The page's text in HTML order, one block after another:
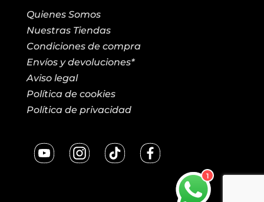
Quienes Somos
Nuestras Tiendas
Condiciones de compra
Envíos y devoluciones*
Aviso legal
Política de cookies
Política de privacidad
1